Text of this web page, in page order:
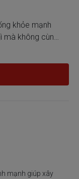
khỏe mạnh
mà không cùng
khỏe mạnh, xinh
mạnh giúp xây